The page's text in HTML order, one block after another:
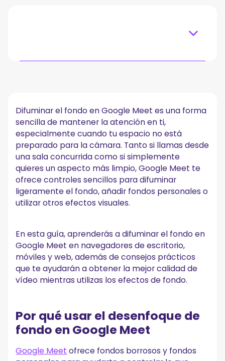
llamada de Google Meet
En el escritorio (Chrome, Firefox, Edge y otros navegadores
compatibles)
En dispositivos móviles (Android y iPhone)
Cómo difuminar el fondo durante una llamada de
Google Meet
En escritorio
En dispositivos móviles (Android y iPhone)
Haz que cada llamada de Google Meet cuente con
MeetGeek
Solución de problemas de desenfoque de fondo
Asegúrese de que su navegador admite efectos visuales
Activa la aceleración de hardware en tu navegador
Mejora tu iluminación
navegador
Difuminar el fondo en Google Meet es una forma
sencilla de mantener la atención en ti,
especialmente cuando tu espacio no está
preparado para la cámara. Tanto si llamas desde
una sala concurrida como si simplemente
quieres un aspecto más limpio, Google Meet te
ofrece controles sencillos para difuminar
ligeramente el fondo, añadir fondos personales o
utilizar otros efectos visuales.
En esta guía, aprenderás a difuminar el fondo en
Google Meet en navegadores de escritorio,
móviles y web, además de consejos prácticos
que te ayudarán a obtener la mejor calidad de
vídeo mientras utilizas los efectos de fondo.
Por qué usar el desenfoque de
fondo en Google Meet
Google Meet ofrece fondos borrosos y fondos